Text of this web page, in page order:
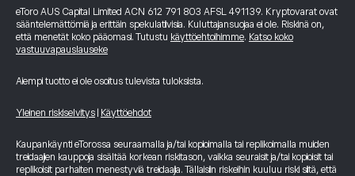
eToro AUS Capital Limited ACN 612 791 803 AFSL 491139. Kryptovarat ovat
sääntelemättömiä ja erittäin spekulatiivisia. Kuluttajansuojaa ei ole. Riskinä on,
että menetät koko pääomasi. Tutustu käyttöehtoihimme. Katso koko
vastuuvapauslauseke
Aiempi tuotto ei ole osoitus tulevista tuloksista.
Yleinen riskiselvitys Käyttöehdot
Kaupankäynti eTorossa seuraamalla ja/tai kopioimalla tai replikoimalla muiden
treidaajien kauppoja sisältää korkean riskitason, vaikka seuraisit ja/tai kopioisit tai
replikoisit parhaiten menestyviä treidaajia. Tällaisiin riskeihin kuuluu riski siitä, että